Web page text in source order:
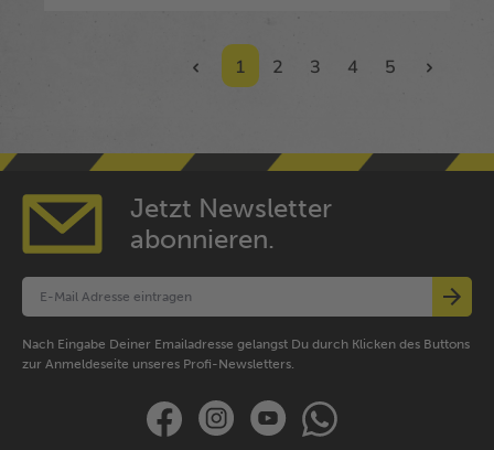
1 2 3 4 5
Jetzt Newsletter
abonnieren.
Nach Eingabe Deiner Emailadresse gelangst Du durch Klicken des Buttons
zur Anmeldeseite unseres Profi-Newsletters.